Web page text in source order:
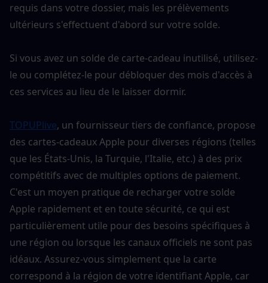
requis dans votre dossier, mais les prélèvements
ultérieurs s'effectuent d'abord sur votre solde.
Si vous avez un solde de carte-cadeau inutilisé, utilisez-
le ou complétez-le pour débloquer des mois d'accès à
ces services au lieu de le laisser dormir.
TOPUPlive, un fournisseur tiers de confiance, propose
des cartes-cadeaux Apple pour diverses régions (telles
que les États-Unis, la Turquie, l'Italie, etc.) à des prix
compétitifs avec de multiples options de paiement.
C'est un moyen pratique de recharger votre solde
Apple rapidement et en toute sécurité, ce qui est
particulièrement utile pour des besoins spécifiques à
une région ou lorsque les canaux officiels ne sont pas
idéaux. Assurez-vous simplement que la carte
correspond à la région de votre identifiant Apple, car